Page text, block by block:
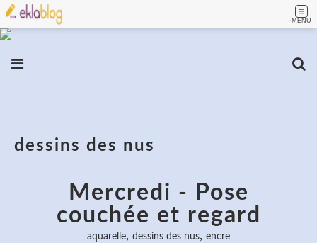
MENU
dessins des nus
Mercredi - Pose
couchée et regard
aquarelle, dessins des nus, encre